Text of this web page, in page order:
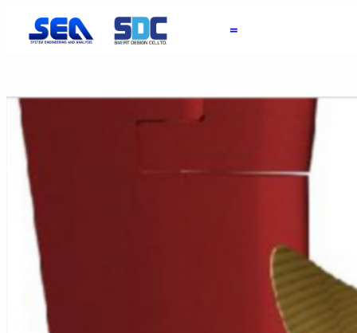
キ
＝